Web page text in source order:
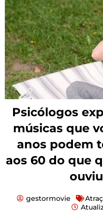
Psicólogos
músicas que
anos podem
aos 60 do que
gestormovie